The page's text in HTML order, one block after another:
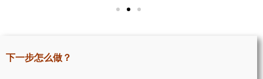
密西沙加楼花项目
下一步怎么做？